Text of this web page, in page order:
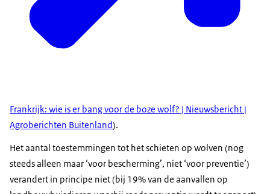
Frankrijk: wie is er bang voor de boze wolf? | Nieuwsbericht |
Agroberichten Buitenland).
Het aantal toestemmingen tot het schieten op wolven (nog
steeds alleen maar ‘voor bescherming’, niet ‘voor preventie’)
verandert in principe niet (bij 19% van de aanvallen op